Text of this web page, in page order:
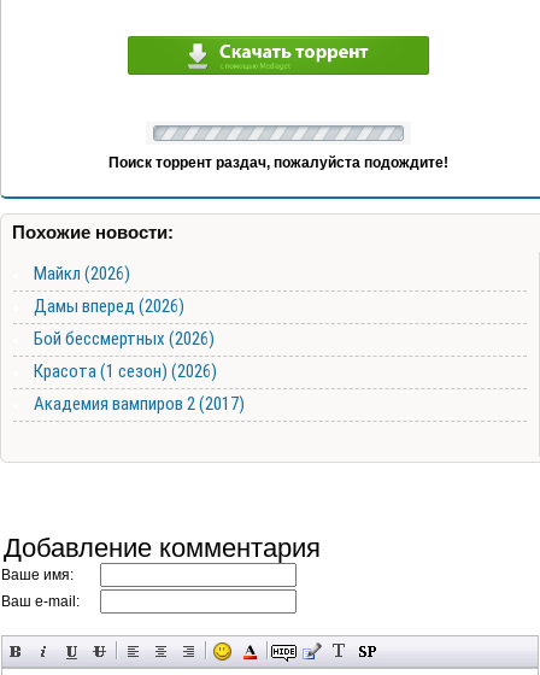
Поиск торрент раздач, пожалуйста подождите!
Похожие новости:
Майкл (2026)
Дамы вперед (2026)
Бой бессмертных (2026)
Красота (1 сезон) (2026)
Академия вампиров 2 (2017)
Добавление комментария
Ваше имя:
Ваш e-mail: